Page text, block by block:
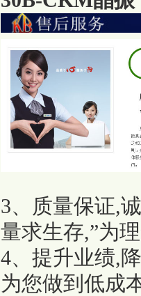
3、质量保证,
量求生存,”为
4、提升业绩,
为您做到低成